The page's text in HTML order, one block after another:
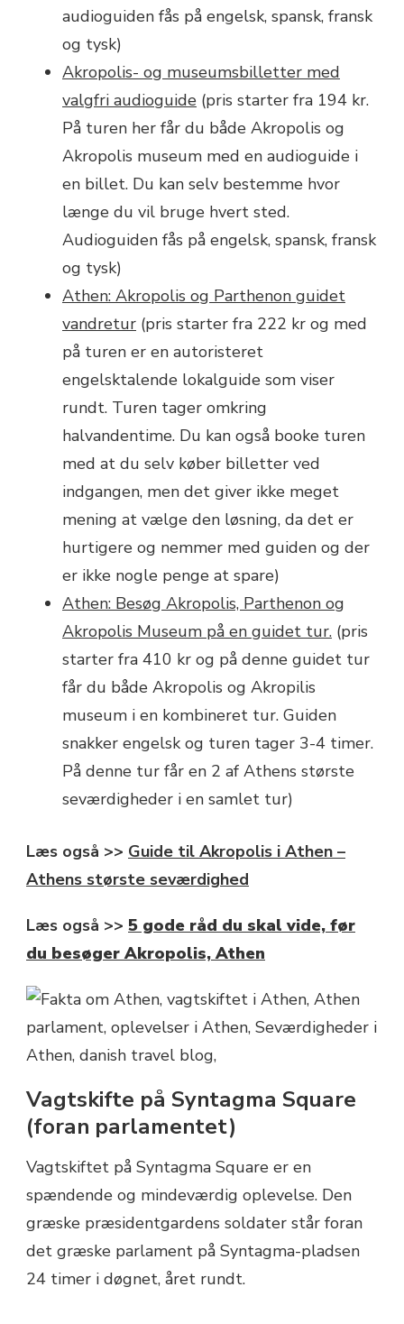
audioguiden fås på engelsk, spansk, fransk
og tysk)
Akropolis- og museumsbilletter med
valgfri audioguide (pris starter fra 194 kr.
På turen her får du både Akropolis og
Akropolis museum med en audioguide i
en billet. Du kan selv bestemme hvor
længe du vil bruge hvert sted.
Audioguiden fås på engelsk, spansk, fransk
og tysk)
Athen: Akropolis og Parthenon guidet
vandretur (pris starter fra 222 kr og med
på turen er en autoristeret
engelsktalende lokalguide som viser
rundt. Turen tager omkring
halvandentime. Du kan også booke turen
med at du selv køber billetter ved
indgangen, men det giver ikke meget
mening at vælge den løsning, da det er
hurtigere og nemmer med guiden og der
er ikke nogle penge at spare)
Athen: Besøg Akropolis, Parthenon og
Akropolis Museum på en guidet tur. (pris
starter fra 410 kr og på denne guidet tur
får du både Akropolis og Akropilis
museum i en kombineret tur. Guiden
snakker engelsk og turen tager 3-4 timer.
På denne tur får en 2 af Athens største
seværdigheder i en samlet tur)
Læs også >> Guide til Akropolis i Athen –
Athens største seværdighed
Læs også >> 5 gode råd du skal vide, før
du besøger Akropolis, Athen
Vagtskifte på Syntagma Square
(foran parlamentet)
Vagtskiftet på Syntagma Square er en
spændende og mindeværdig oplevelse. Den
græske præsidentgardens soldater står foran
det græske parlament på Syntagma-pladsen
24 timer i døgnet, året rundt.